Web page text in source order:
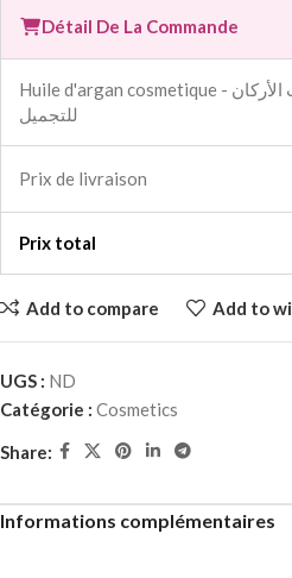
Détail De La Commande
Huile d'argan cosmetique - زيت الأركان
للتجميل
Prix ​​de livraison
Prix ​​total
Add to compare Add to
UGS : ND
Catégorie : Cosmetics
Share:
Informations complémentaires